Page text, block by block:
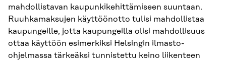
mahdollistavan kaupunkikehittämiseen suuntaan.
Ruuhkamaksujen käyttöönotto tulisi mahdollistaa
kaupungeille, jotta kaupungeilla olisi mahdollisuus
ottaa käyttöön esimerkiksi Helsingin ilmasto-
ohjelmassa tärkeäksi tunnistettu keino liikenteen